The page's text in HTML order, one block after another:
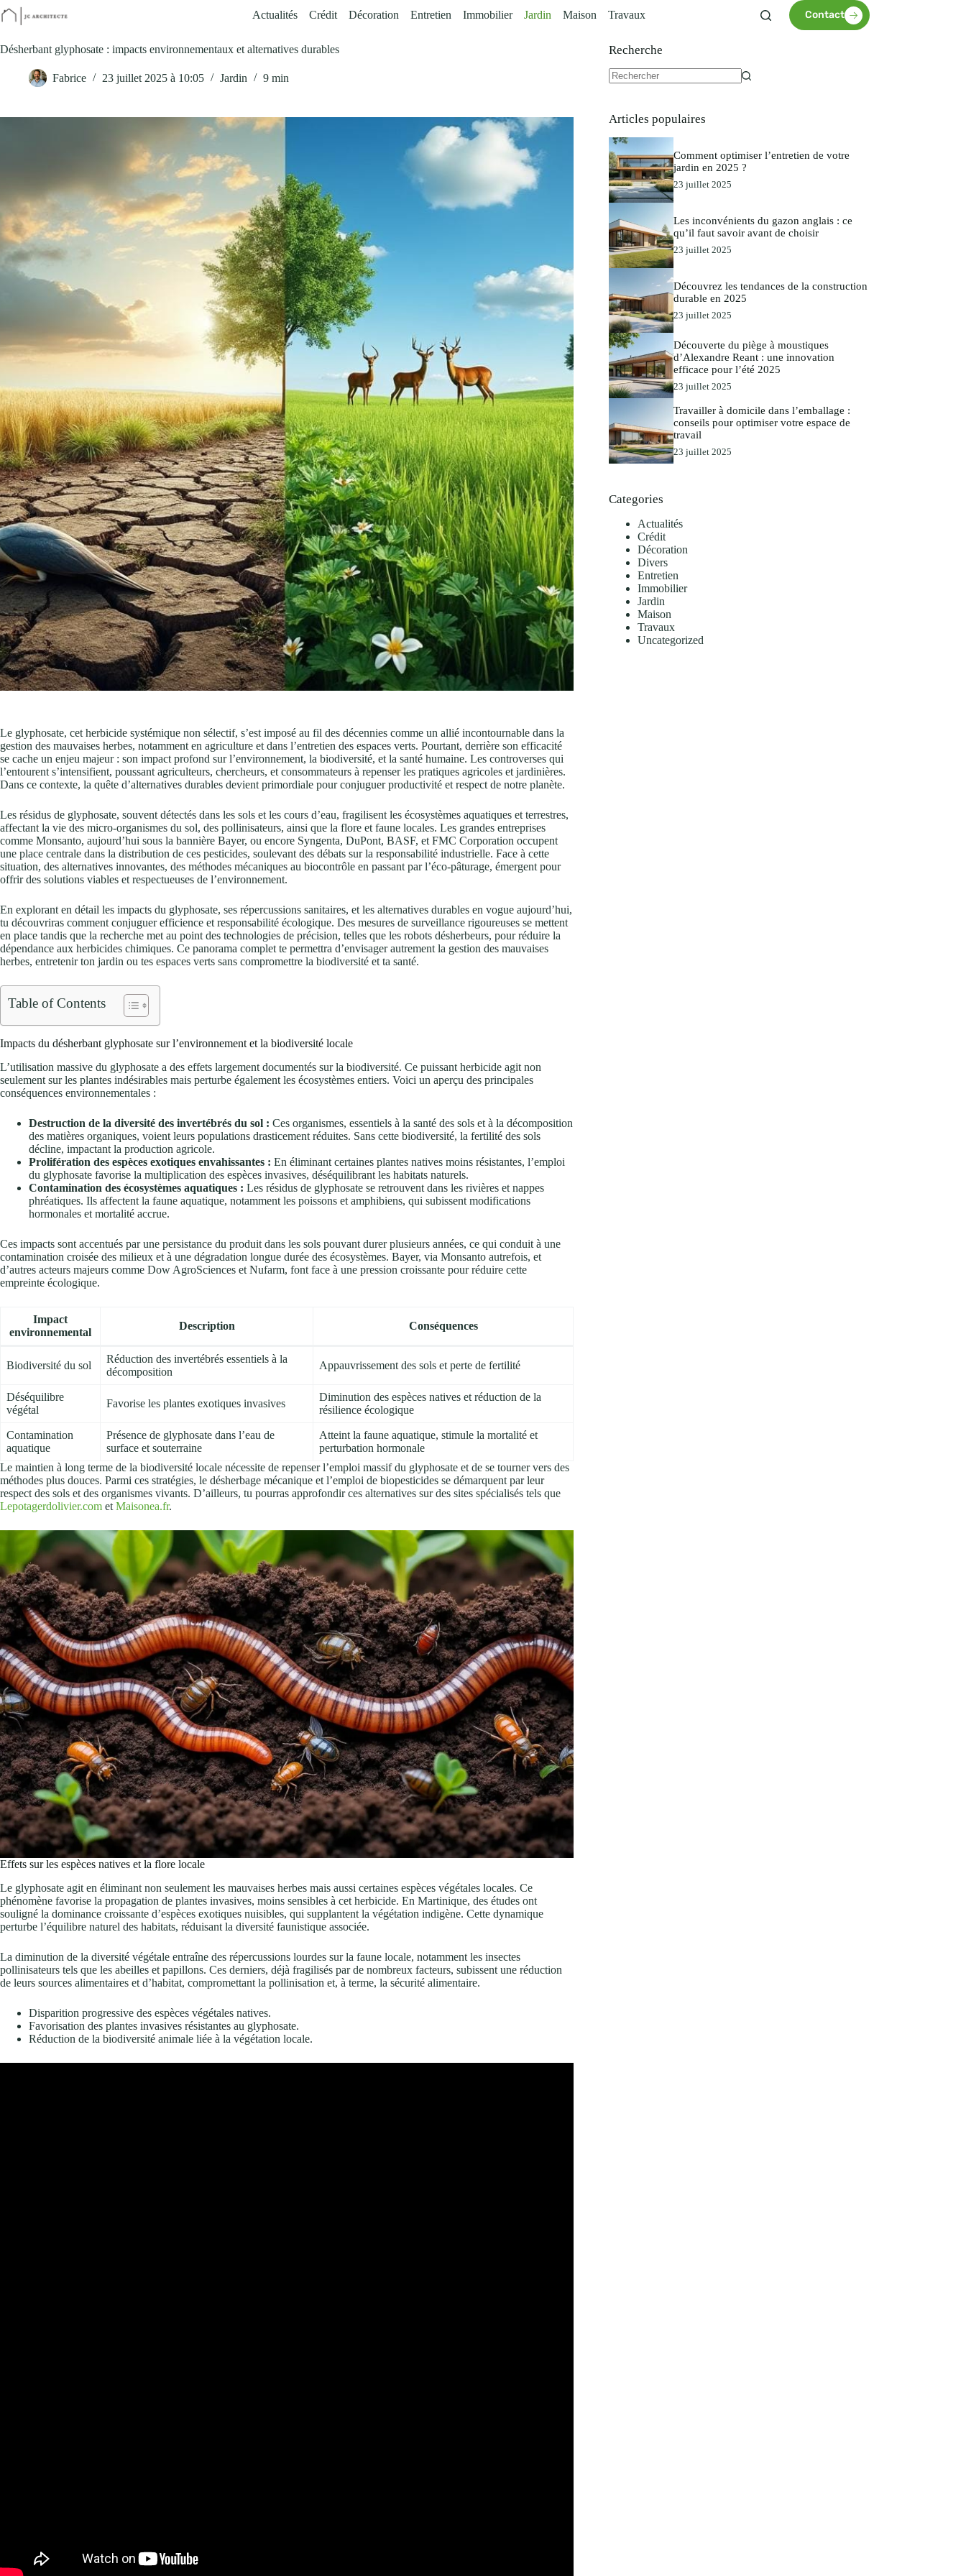
Passer
au
Actualités Crédit Décoration Entretien Immobilier Jardin Maison Travaux Contact
Désherbant glyphosate : impacts environnementaux et alternatives durables
Fabrice 23 juillet 2025 à 10:05 Jardin 9 min
Le glyphosate, cet herbicide systémique non sélectif, s’est imposé au fil des décennies comme un allié incontournable dans la
gestion des mauvaises herbes, notamment en agriculture et dans l’entretien des espaces verts. Pourtant, derrière son efficacité
se cache un enjeu majeur : son impact profond sur l’environnement, la biodiversité, et la santé humaine. Les controverses qui
l’entourent s’intensifient, poussant agriculteurs, chercheurs, et consommateurs à repenser les pratiques agricoles et jardinières.
Dans ce contexte, la quête d’alternatives durables devient primordiale pour conjuguer productivité et respect de notre planète.
Les résidus de glyphosate, souvent détectés dans les sols et les cours d’eau, fragilisent les écosystèmes aquatiques et terrestres,
affectant la vie des micro-organismes du sol, des pollinisateurs, ainsi que la flore et faune locales. Les grandes entreprises
comme Monsanto, aujourd’hui sous la bannière Bayer, ou encore Syngenta, DuPont, BASF, et FMC Corporation occupent
une place centrale dans la distribution de ces pesticides, soulevant des débats sur la responsabilité industrielle. Face à cette
situation, des alternatives innovantes, des méthodes mécaniques au biocontrôle en passant par l’éco-pâturage, émergent pour
offrir des solutions viables et respectueuses de l’environnement.
En explorant en détail les impacts du glyphosate, ses répercussions sanitaires, et les alternatives durables en vogue aujourd’hui,
tu découvriras comment conjuguer efficience et responsabilité écologique. Des mesures de surveillance rigoureuses se mettent
en place tandis que la recherche met au point des technologies de précision, telles que les robots désherbeurs, pour réduire la
dépendance aux herbicides chimiques. Ce panorama complet te permettra d’envisager autrement la gestion des mauvaises
herbes, entretenir ton jardin ou tes espaces verts sans compromettre la biodiversité et ta santé.
Table of Contents
Impacts du désherbant glyphosate sur l’environnement et la biodiversité locale
L’utilisation massive du glyphosate a des effets largement documentés sur la biodiversité. Ce puissant herbicide agit non
seulement sur les plantes indésirables mais perturbe également les écosystèmes entiers. Voici un aperçu des principales
conséquences environnementales :
Destruction de la diversité des invertébrés du sol : Ces organismes, essentiels à la santé des sols et à la décomposition
des matières organiques, voient leurs populations drasticement réduites. Sans cette biodiversité, la fertilité des sols
décline, impactant la production agricole.
Prolifération des espèces exotiques envahissantes : En éliminant certaines plantes natives moins résistantes, l’emploi
du glyphosate favorise la multiplication des espèces invasives, déséquilibrant les habitats naturels.
Contamination des écosystèmes aquatiques : Les résidus de glyphosate se retrouvent dans les rivières et nappes
phréatiques. Ils affectent la faune aquatique, notamment les poissons et amphibiens, qui subissent modifications
hormonales et mortalité accrue.
Ces impacts sont accentués par une persistance du produit dans les sols pouvant durer plusieurs années, ce qui conduit à une
contamination croisée des milieux et à une dégradation longue durée des écosystèmes. Bayer, via Monsanto autrefois, et
d’autres acteurs majeurs comme Dow AgroSciences et Nufarm, font face à une pression croissante pour réduire cette
empreinte écologique.
Impact
environnemental
Description Conséquences
Biodiversité du sol
Réduction des invertébrés essentiels à la
décomposition
Appauvrissement des sols et perte de fertilité
Déséquilibre
végétal
Favorise les plantes exotiques invasives
Diminution des espèces natives et réduction de la
résilience écologique
Contamination
aquatique
Présence de glyphosate dans l’eau de
surface et souterraine
Atteint la faune aquatique, stimule la mortalité et
perturbation hormonale
Le maintien à long terme de la biodiversité locale nécessite de repenser l’emploi massif du glyphosate et de se tourner vers des
méthodes plus douces. Parmi ces stratégies, le désherbage mécanique et l’emploi de biopesticides se démarquent par leur
respect des sols et des organismes vivants. D’ailleurs, tu pourras approfondir ces alternatives sur des sites spécialisés tels que
Lepotagerdolivier.com et Maisonea.fr.
Effets sur les espèces natives et la flore locale
Le glyphosate agit en éliminant non seulement les mauvaises herbes mais aussi certaines espèces végétales locales. Ce
phénomène favorise la propagation de plantes invasives, moins sensibles à cet herbicide. En Martinique, des études ont
souligné la dominance croissante d’espèces exotiques nuisibles, qui supplantent la végétation indigène. Cette dynamique
perturbe l’équilibre naturel des habitats, réduisant la diversité faunistique associée.
La diminution de la diversité végétale entraîne des répercussions lourdes sur la faune locale, notamment les insectes
pollinisateurs tels que les abeilles et papillons. Ces derniers, déjà fragilisés par de nombreux facteurs, subissent une réduction
de leurs sources alimentaires et d’habitat, compromettant la pollinisation et, à terme, la sécurité alimentaire.
Disparition progressive des espèces végétales natives.
Favorisation des plantes invasives résistantes au glyphosate.
Réduction de la biodiversité animale liée à la végétation locale.
Recherche
Articles populaires
Comment optimiser l’entretien de votre
jardin en 2025 ?
23 juillet 2025
Les inconvénients du gazon anglais : ce
qu’il faut savoir avant de choisir
23 juillet 2025
Découvrez les tendances de la construction
durable en 2025
23 juillet 2025
Découverte du piège à moustiques
d’Alexandre Reant : une innovation
efficace pour l’été 2025
23 juillet 2025
Travailler à domicile dans l’emballage :
conseils pour optimiser votre espace de
travail
23 juillet 2025
Categories
Actualités
Crédit
Décoration
Divers
Entretien
Immobilier
Jardin
Maison
Travaux
Uncategorized